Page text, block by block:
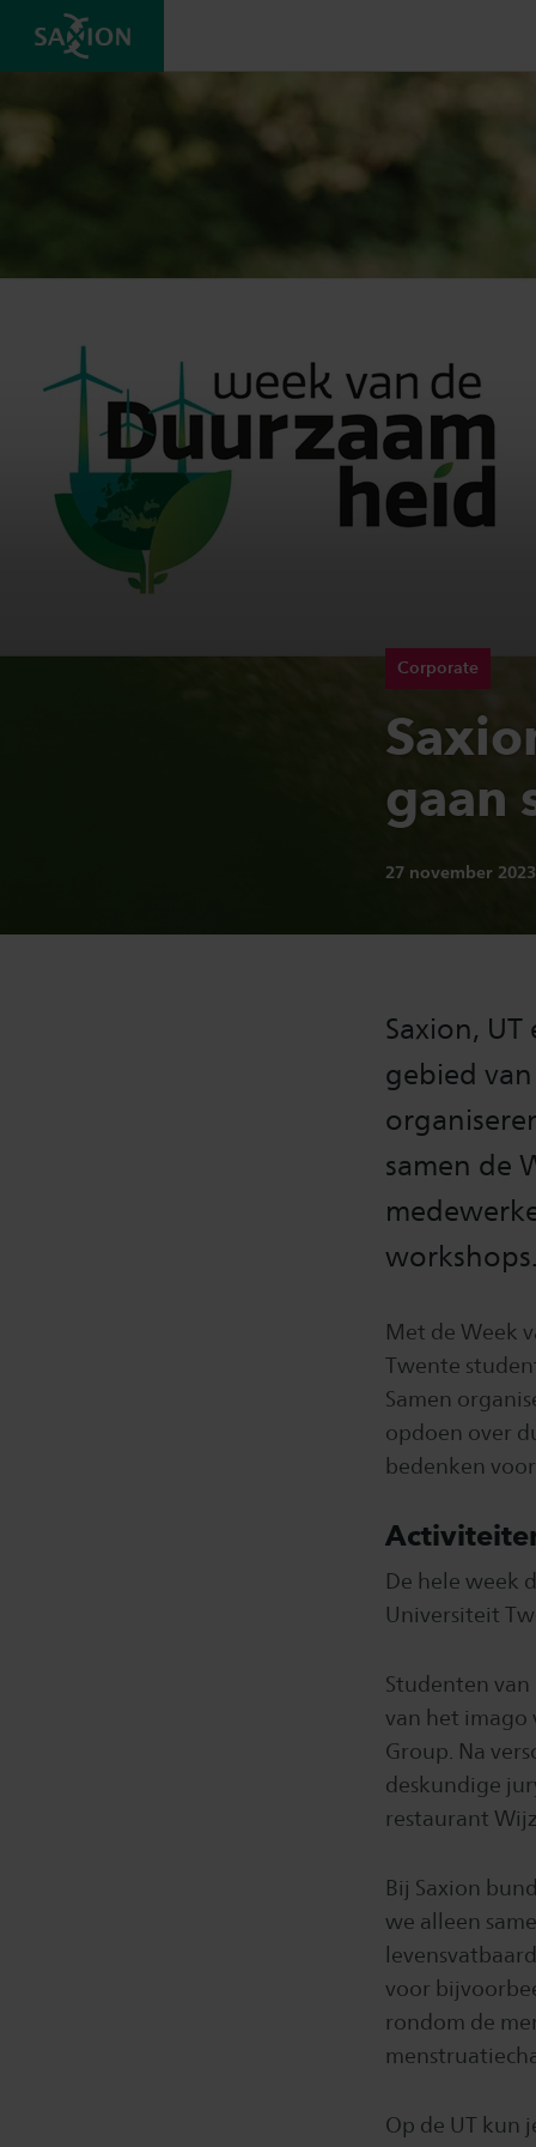
Corporate
gaan
Publicatiedatum:
27 november 2023
Saxion,
gebied
samen de
workshops.
Met de Week
Twente
Samen
opdoen over
bedenken
De hele week
Universiteit
Studenten
van het imago
Group. Na
deskundige
restaurant
Bij Saxion
we alleen
voor
rondom de
Op de UT kun